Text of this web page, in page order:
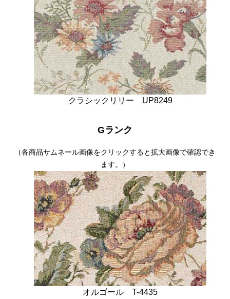
クラシックリリー UP8249
Gランク
（各商品サムネール画像をクリックすると拡大画像で確認でき
ます。）
オルゴール T-4435